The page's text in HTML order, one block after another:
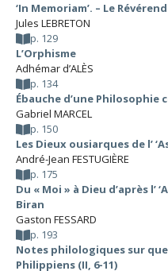
‘In Memoriam’. – Le
Jules LEBRETON
p. 129
L’Orphisme
Adhémar d’ALÈS
p. 134
Ébauche d’une Philosophie
Gabriel MARCEL
p. 150
Les Dieux ousiarques de l’
André-Jean FESTUGIÈRE
p. 175
Du « Moi » à Dieu d’après l’
Biran
Gaston FESSARD
p. 193
Notes philologiques sur
Philippiens (II, 6-11)